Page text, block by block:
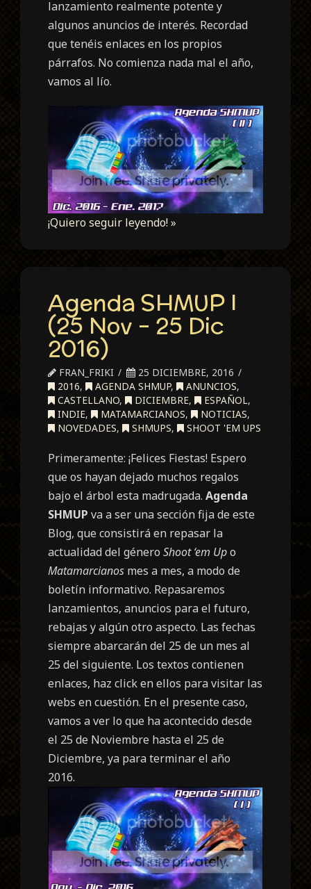
lanzamiento realmente potente y
algunos anuncios de interés. Recordad
que tenéis enlaces en los propios
párrafos. No comienza nada mal el año,
vamos al lío.
¡Quiero seguir leyendo! »
Agenda SHMUP I
(25 Nov – 25 Dic
2016)
FRAN_FRIKI
25 DICIEMBRE, 2016
2016, AGENDA SHMUP, ANUNCIOS,
CASTELLANO, DICIEMBRE, ESPAÑOL,
INDIE, MATAMARCIANOS, NOTICIAS,
NOVEDADES, SHMUPS, SHOOT 'EM UPS
Primeramente: ¡Felices Fiestas! Espero
que os hayan dejado muchos regalos
bajo el árbol esta madrugada.Agenda
SHMUP va a ser una sección fija de este
Blog, que consistirá en repasar la
actualidad del géneroShoot ‘em Upo
Matamarcianos mes a mes, a modo de
boletín informativo. Repasaremos
lanzamientos, anuncios para el futuro,
rebajas y algún otro aspecto. Las fechas
siempre abarcarán del 25 de un mes al
25 del siguiente. Los textos contienen
enlaces, haz click en ellos para visitar las
webs en cuestión. En el presente caso,
vamos a ver lo que ha acontecido desde
el 25 de Noviembre hasta el 25 de
Diciembre, ya para terminar el año
2016.